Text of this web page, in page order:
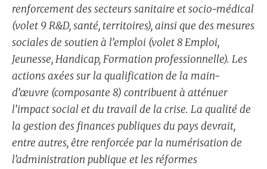
renforcement des secteurs sanitaire et socio-médical
(volet 9 R&D, santé, territoires), ainsi que des mesures
sociales de soutien à l’emploi (volet 8 Emploi,
Jeunesse, Handicap, Formation professionnelle). Les
actions axées sur la qualification de la main-
d’œuvre (composante 8) contribuent à atténuer
l’impact social et du travail de la crise. La qualité de
la gestion des finances publiques du pays devrait,
entre autres, être renforcée par la numérisation de
l’administration publique et les réformes